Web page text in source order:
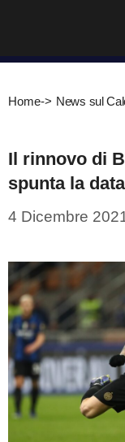
contenuto
Home-> News sul
Il rinnovo di
spunta la
4 Dicembre